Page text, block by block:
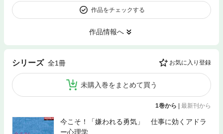
作品をチェックする
作品情報へ
シリーズ 全1冊 お気に入り登録
未購入巻をまとめて買う
1巻から 最新刊から
今こそ！「嫌われる勇気」 仕事に効くアドラ
ー心理学